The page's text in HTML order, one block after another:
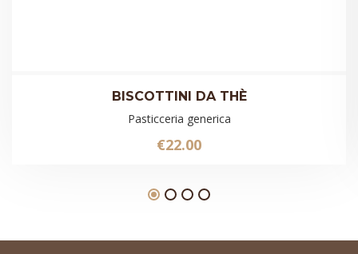
BISCOTTINI DA THÈ
Pasticceria generica
€22.00